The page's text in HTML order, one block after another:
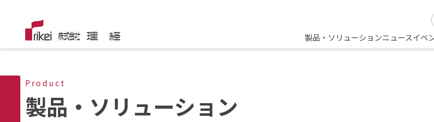
製品・ソリューションニュースイベ
Product
製品・ソリューション